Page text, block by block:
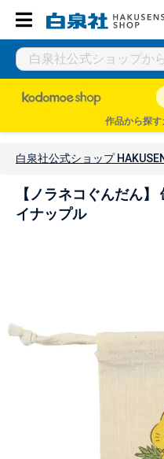
作品から探す
白泉社公式ショップ
【ノラネコぐんだん
イナップル